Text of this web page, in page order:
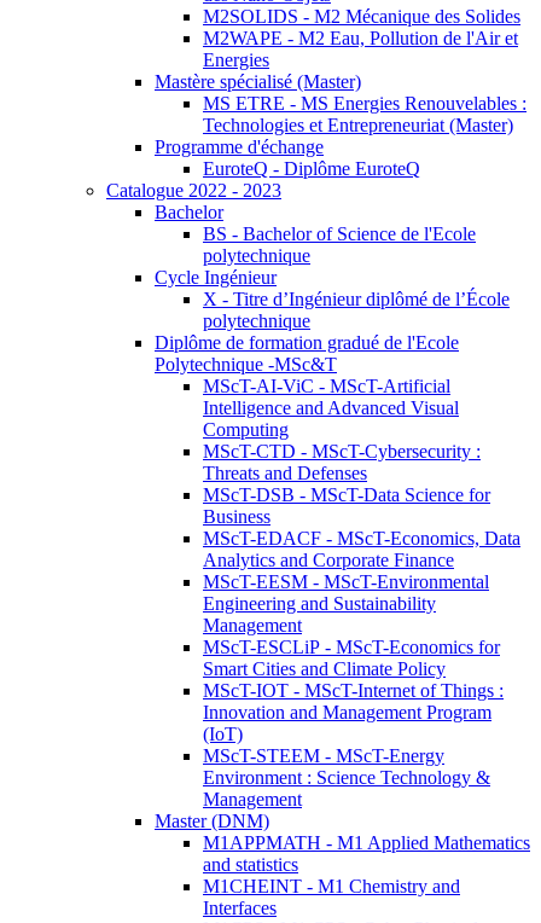
M2SOLIDS - M2 Mécanique des Solides
M2WAPE - M2 Eau, Pollution de l'Air et
Energies
Mastère spécialisé (Master)
MS ETRE - MS Energies Renouvelables :
Technologies et Entrepreneuriat (Master)
Programme d'échange
EuroteQ - Diplôme EuroteQ
Catalogue 2022 - 2023
Bachelor
BS - Bachelor of Science de l'Ecole
polytechnique
Cycle Ingénieur
X - Titre d’Ingénieur diplômé de l’École
polytechnique
Diplôme de formation gradué de l'Ecole
Polytechnique -MSc&T
MScT-AI-ViC - MScT-Artificial
Intelligence and Advanced Visual
Computing
MScT-CTD - MScT-Cybersecurity :
Threats and Defenses
MScT-DSB - MScT-Data Science for
Business
MScT-EDACF - MScT-Economics, Data
Analytics and Corporate Finance
MScT-EESM - MScT-Environmental
Engineering and Sustainability
Management
MScT-ESCLiP - MScT-Economics for
Smart Cities and Climate Policy
MScT-IOT - MScT-Internet of Things :
Innovation and Management Program
(IoT)
MScT-STEEM - MScT-Energy
Environment : Science Technology &
Management
Master (DNM)
M1APPMATH - M1 Applied Mathematics
and statistics
M1CHEINT - M1 Chemistry and
Interfaces